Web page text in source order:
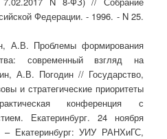
Федерации. - 1996. - N 25.
А.В. Проблемы формирования
современный взгляд на
А.В. Погодин // Государство,
и стратегические приоритеты
конференция с
Екатеринбург. 24 ноября
Екатеринбург: УИУ РАНХиГС,